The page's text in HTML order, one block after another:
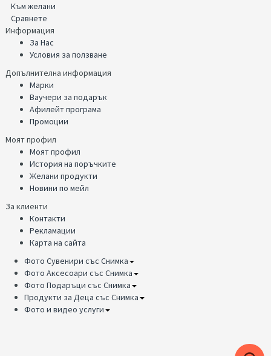
Към желани
Сравнете
Информация
За Нас
Условия за ползване
Допълнителна информация
Марки
Ваучери за подарък
Афилейт програма
Промоции
Моят профил
Моят профил
История на поръчките
Желани продукти
Новини по мейл
За клиенти
Контакти
Рекламации
Карта на сайта
Фото Сувенири със Снимка
Фото Аксесоари със Снимка
Фото Подаръци със Снимка
Продукти за Деца със Снимка
Фото и видео услуги